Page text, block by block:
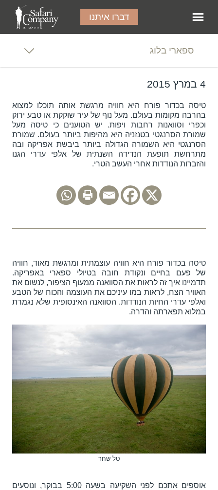
דברו איתנו
ספארי בלוג
4 במרץ 2015
טיסה בכדור פורח היא חוויה מרגשת אותה תוכלו למצוא
בהרבה מקומות בעולם. מעל נוף של עיר שוקקת או טבע ירוק
וכפרי וסוואנות רחבות ויפות. יש הטוענים כי טיסה מעל
שמורת הסרנגטי בטנזניה היא מהיפות ביותר בעולם. שמורת
הסרנגטי היא השמורה הגדולה ביותר ביבשת אפריקה ובה
מתרחשת תופעת הנדידה השנתית של אלפי עדרי הגנו
והזברות הנודדות אחרי העשב הטרי.
טיסה בכדור פורח היא חוויה עוצמתית ומרגשת מאוד, חוויה
של פעם בחיים ונקודת חובה בטיולי ספארי באפריקה.
תדמיינו איך זה לראות את הסוואנה ממעוף הציפור, לנשום את
האוויר הצח, לראות במו עיניכם את העוצמה והכוח של הטבע
ואלפי עדרי החיות הנודדות. הסוואנה האינסופית שלא נגמרת
במלוא תפארתה והדרה.
טל שחר
אוספים אתכם לפני השקיעה בשעה 5:00 בבוקר, ונוסעים